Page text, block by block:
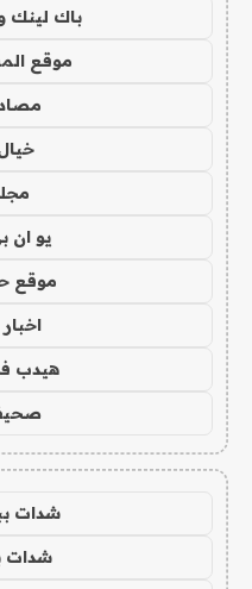
باك
موقع
يو ان
موقع
اخبار 24 ساعة
هيدب
شدات
شدات